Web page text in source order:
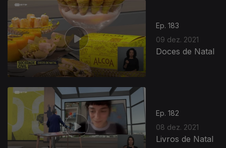
Ep. 183
09 dez. 2021
Doces de Natal
Ep. 182
08 dez. 2021
Livros de Natal